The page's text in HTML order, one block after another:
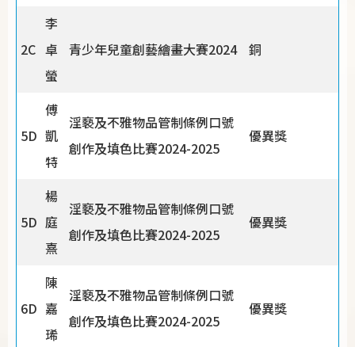
2C
李
卓
螢
青少年兒童創藝繪畫大賽2024 銅
5D
傅
凱
特
淫褻及不雅物品管制條例口號
創作及填色比賽2024-2025
優異獎
5D
楊
庭
熹
淫褻及不雅物品管制條例口號
創作及填色比賽2024-2025
優異獎
6D
陳
嘉
琋
淫褻及不雅物品管制條例口號
創作及填色比賽2024-2025
優異獎